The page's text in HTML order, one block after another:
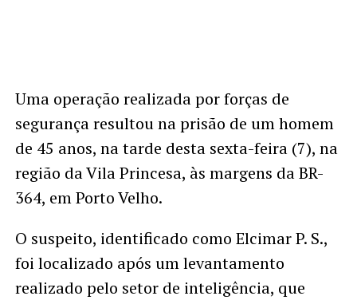
Uma operação realizada por forças de
segurança resultou na prisão de um homem
de 45 anos, na tarde desta sexta-feira (7), na
região da Vila Princesa, às margens da BR-
364, em Porto Velho.
O suspeito, identificado como Elcimar P. S.,
foi localizado após um levantamento
realizado pelo setor de inteligência, que